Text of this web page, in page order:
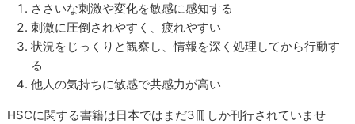
ささいな刺激や変化を敏感に感知する
刺激に圧倒されやすく、疲れやすい
状況をじっくりと観察し、情報を深く処理してから行動す
る
他人の気持ちに敏感で共感力が高い
HSCに関する書籍は日本ではまだ3冊しか刊行されていませ